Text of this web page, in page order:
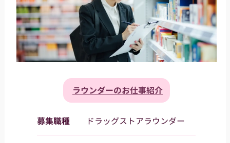
ラウンダーのお仕事紹介
募集職種 ドラッグストアラウンダー